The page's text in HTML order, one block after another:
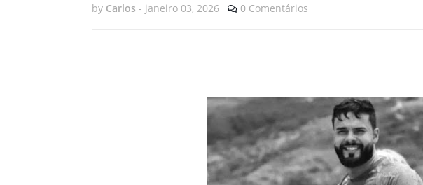
by Carlos - janeiro 03, 2026 0 Comentários